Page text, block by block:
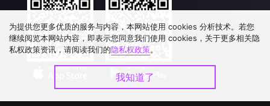
为提供您更多优质的服务与内容，本网站使用 cookies 分析技术。若您
继续阅览本网站内容，即表示您同意我们使用 cookies，关于更多相关隐
私权政策资讯，请阅读我们的隐私权政策。
我知道了